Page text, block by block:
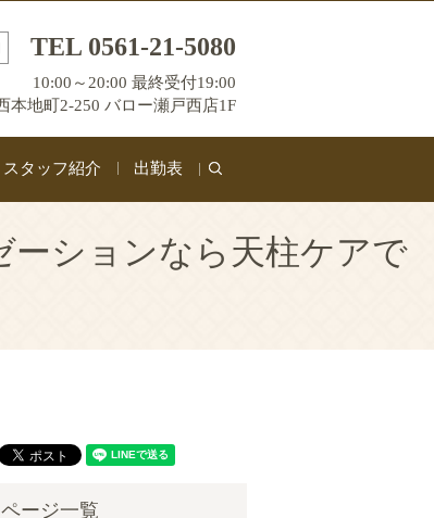
TEL 0561-21-5080
10:00～20:00 最終受付19:00
本地町2-250 バロー瀬戸西店1F
スタッフ紹介 出勤表
search
ーションなら天柱ケアで